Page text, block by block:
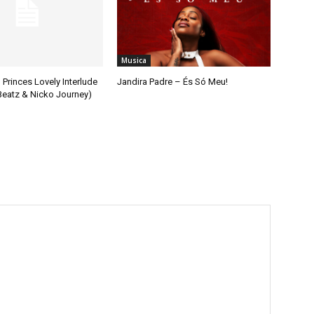
Lovely Interlude
& Nicko Journey)
Musica
Jandira Padre – És Só Meu!